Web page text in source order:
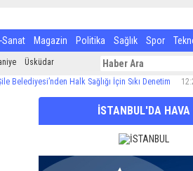
Sanat Magazin Politika Sağlık Spor
Üsküdar
Halk Sağlığı İçin Sıkı Denetim 12:29
İSTANBUL'DA HAVA